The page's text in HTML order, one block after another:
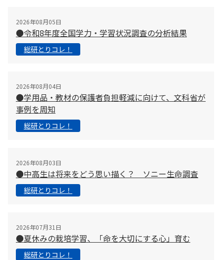
2026年08月05日
●令和8年度全国学力・学習状況調査の分析結果
総研とりコレ！
2026年08月04日
●学用品・教材の保護者負担軽減に向けて、文科省が
事例を周知
総研とりコレ！
2026年08月03日
●中高生は将来をどう思い描く？ ソニー生命調査
総研とりコレ！
2026年07月31日
●夏休みの栽培学習、「命を大切にする心」育む
総研とりコレ！